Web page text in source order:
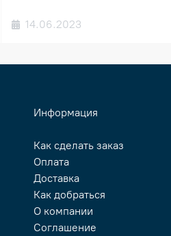
14.06.2023
Информация
Как сделать заказ
Оплата
Доставка
Как добраться
О компании
Соглашение